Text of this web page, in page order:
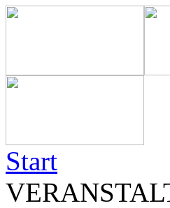
Start